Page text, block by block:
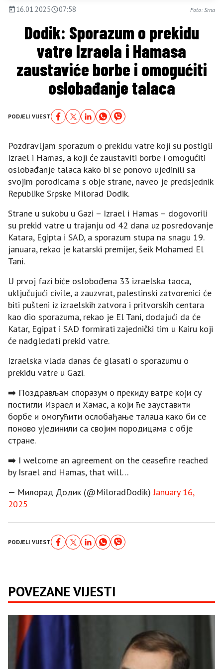
16.01.2025 07:58 Foto: Srna
Dodik: Sporazum o prekidu
vatre Izraela i Hamasa
zaustaviće borbe i omogućiti
oslobađanje talaca
PODJELI VIJEST
Pozdravljam sporazum o prekidu vatre koji su postigli
Izrael i Hamas, a koji će zaustaviti borbe i omogućiti
oslobađanje talaca kako bi se ponovo ujedinili sa
svojim porodicama s obje strane, naveo je predsjednik
Republike Srpske Milorad Dodik.
Strane u sukobu u Gazi – Izrael i Hamas – dogovorili
su prekid vatre u trajanju od 42 dana uz posredovanje
Katara, Egipta i SAD, a sporazum stupa na snagu 19.
januara, rekao je katarski premijer, šeik Mohamed El
Tani.
U prvoj fazi biće oslobođena 33 izraelska taoca,
uključujući civile, a zauzvrat, palestinski zatvorenici će
biti pušteni iz izraelskih zatvora i pritvorskih centara
kao dio sporazuma, rekao je El Tani, dodajući da će
Katar, Egipat i SAD formirati zajednički tim u Kairu koji
će nadgledati prekid vatre.
Izraelska vlada danas će glasati o sporazumu o
prekidu vatre u Gazi.
➡️ Поздрављам споразум о прекиду ватре који су
постигли Израел и Хамас, а који ће зауставити
борбе и омогућити ослобађање талаца како би се
поново ујединили са својим породицама с обје
стране.
➡️ I welcome an agreement on the ceasefire reached
by Israel and Hamas, that will…
— Милорад Додик (@MiloradDodik)January 16,
2025
PODJELI VIJEST
POVEZANE VIJESTI